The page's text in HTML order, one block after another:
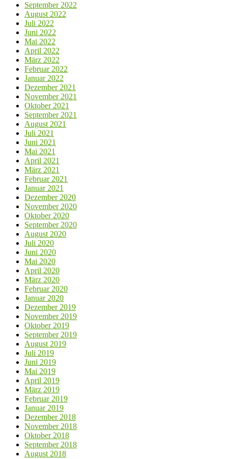
September 2022
August 2022
Juli 2022
Juni 2022
Mai 2022
April 2022
März 2022
Februar 2022
Januar 2022
Dezember 2021
November 2021
Oktober 2021
September 2021
August 2021
Juli 2021
Juni 2021
Mai 2021
April 2021
März 2021
Februar 2021
Januar 2021
Dezember 2020
November 2020
Oktober 2020
September 2020
August 2020
Juli 2020
Juni 2020
Mai 2020
April 2020
März 2020
Februar 2020
Januar 2020
Dezember 2019
November 2019
Oktober 2019
September 2019
August 2019
Juli 2019
Juni 2019
Mai 2019
April 2019
März 2019
Februar 2019
Januar 2019
Dezember 2018
November 2018
Oktober 2018
September 2018
August 2018